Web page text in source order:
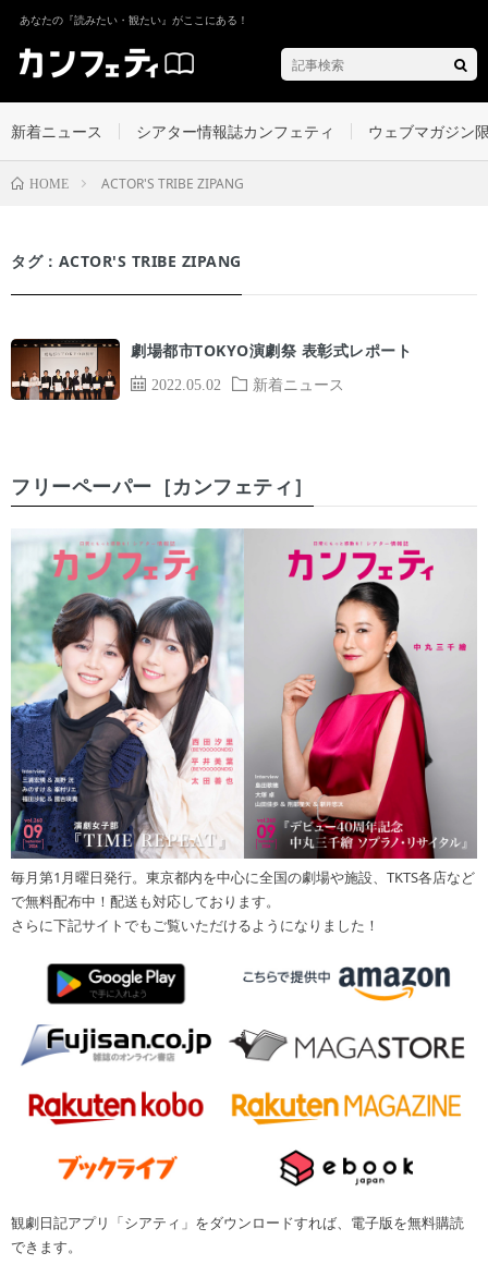
あなたの『読みたい・観たい』がここにある！
新着ニュース シアター情報誌カンフェティ ウェブマガジン
HOME ACTOR'S TRIBE ZIPANG
タグ：ACTOR'S TRIBE ZIPANG
2022.05.02 新着ニュース
劇場都市TOKYO演劇祭 表彰式レポート
フリーペーパー［カンフェティ］
毎月第1月曜日発行。東京都内を中心に全国の劇場や施設、TKTS各店など
で無料配布中！配送も対応しております。
さらに下記サイトでもご覧いただけるようになりました！
観劇日記アプリ「シアティ」をダウンロードすれば、電子版を無料購読
できます。